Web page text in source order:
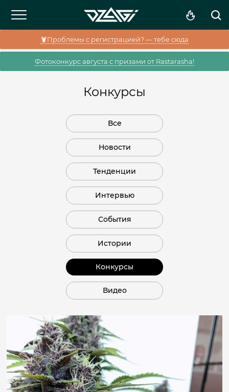
🦞Проблемы с регистрацией? — тебе сюда
Фотоконкурс августа с призами от Rastarasha!
Конкурсы
Все
Новости
Тенденции
Интервью
События
Истории
Конкурсы
Видео